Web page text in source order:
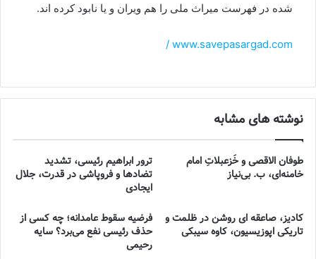
شده در فهرست میراث ملی را هم ویران و یا نابود کرده اند.
www.savepasargad.com /
نوشته های مشابه
طوفان الاقصی و خُزعبلاتِ امام
خامنه‌ای، ب. بی‌نیاز
ترور ابراهیم رئیسی، تشدید
تضادها و فروپاشی در قدرت، جلال
ایجادی
کادیز، صاعقه ای روشن در ظلمت و
تاریکی اپوزیسیون، کاوه سیبکی
فرضیه سقوط عامدانه؛ چه کسی از
حذف رئیسی نفع می‌برد؟ سایه
رحیمی